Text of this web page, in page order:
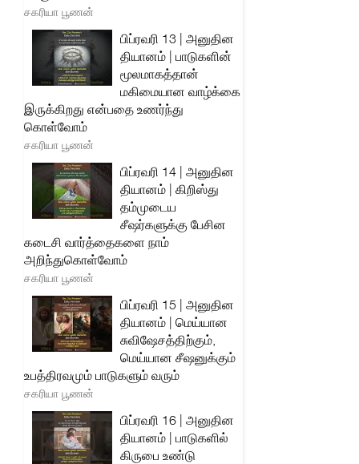
சகரியா பூணன்
பிப்ரவரி 13 | அனுதின
தியானம் | பாடுகளின்
மூலமாகத்தான்
மகிமையான வாழ்க்கை
இருக்கிறது என்பதை உணர்ந்து
கொள்வோம்
சகரியா பூணன்
பிப்ரவரி 14 | அனுதின
தியானம் | கிறிஸ்து
தம்முடைய
சீஷர்களுக்கு பேசின
கடைசி வார்த்தைகளை நாம்
அறிந்துகொள்வோம்
சகரியா பூணன்
பிப்ரவரி 15 | அனுதின
தியானம் | மெய்யான
சுவிஷேசத்திற்கும்,
மெய்யான சீஷனுக்கும்
உபத்திரவமும் பாடுகளும் வரும்
சகரியா பூணன்
பிப்ரவரி 16 | அனுதின
தியானம் | பாடுகளில்
கிருபை உண்டு